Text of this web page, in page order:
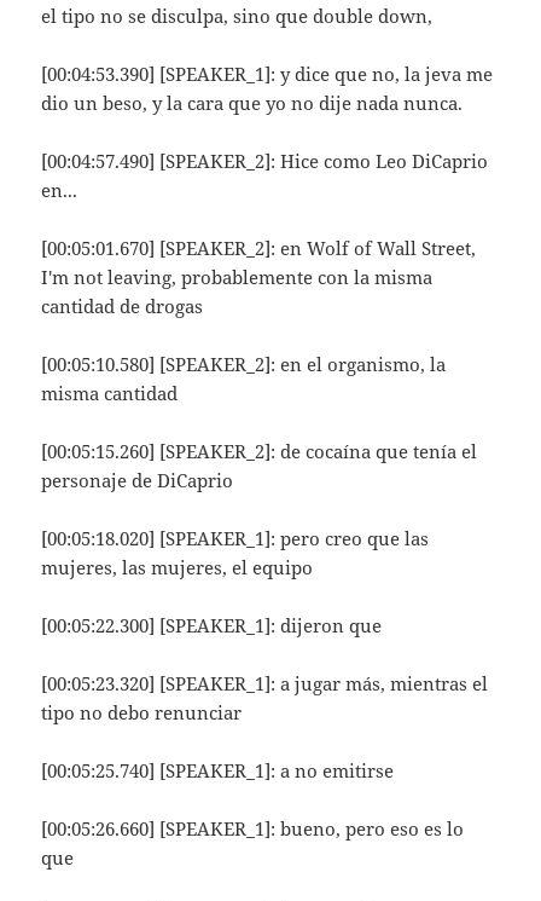
el tipo no se disculpa, sino que double down,
[00:04:53.390] [SPEAKER_1]: y dice que no, la jeva me
dio un beso, y la cara que yo no dije nada nunca.
[00:04:57.490] [SPEAKER_2]: Hice como Leo DiCaprio
en...
[00:05:01.670] [SPEAKER_2]: en Wolf of Wall Street,
I'm not leaving, probablemente con la misma
cantidad de drogas
[00:05:10.580] [SPEAKER_2]: en el organismo, la
misma cantidad
[00:05:15.260] [SPEAKER_2]: de cocaína que tenía el
personaje de DiCaprio
[00:05:18.020] [SPEAKER_1]: pero creo que las
mujeres, las mujeres, el equipo
[00:05:22.300] [SPEAKER_1]: dijeron que
[00:05:23.320] [SPEAKER_1]: a jugar más, mientras el
tipo no debo renunciar
[00:05:25.740] [SPEAKER_1]: a no emitirse
[00:05:26.660] [SPEAKER_1]: bueno, pero eso es lo
que